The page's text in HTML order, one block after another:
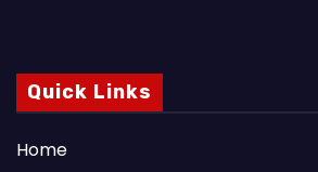
Quick Links
Home